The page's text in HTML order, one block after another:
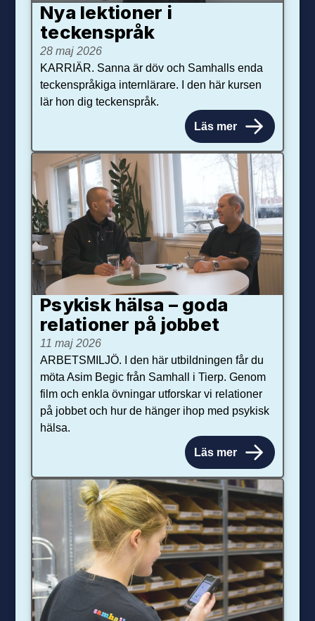
Nya lektioner i
teckenspråk
28 maj 2026
KARRIÄR. Sanna är döv och Samhalls enda
teckenspråkiga internlärare. I den här kursen
lär hon dig teckenspråk.
Läs mer
Psykisk hälsa – goda
relationer på jobbet
11 maj 2026
ARBETSMILJÖ. I den här utbildningen får du
möta Asim Begic från Samhall i Tierp. Genom
film och enkla övningar utforskar vi relationer
på jobbet och hur de hänger ihop med psykisk
hälsa.
Läs mer